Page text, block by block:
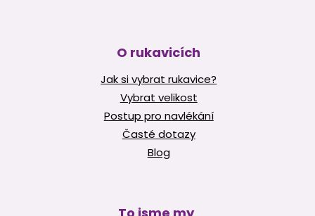
O rukavicích
Jak si vybrat rukavice?
Vybrat velikost
Postup pro navlékání
Časté dotazy
Blog